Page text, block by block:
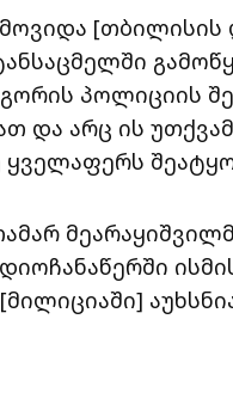
[თბილისის
პოლიციის
და არც ის